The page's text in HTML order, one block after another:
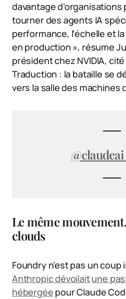
davantage
tourner des agents IA
performance, l’échelle et
en production », résume
président chez NVIDIA,
Traduction : la bataille se
vers la salle des machines
Le même
clouds
Foundry n’est pas un coup
Anthropic dévoilaitune
hébergée pour Claude